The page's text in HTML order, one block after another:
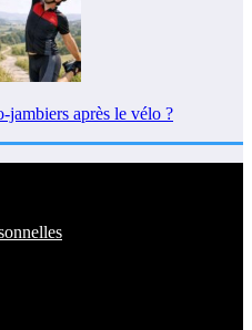
jambiers après le vélo ?